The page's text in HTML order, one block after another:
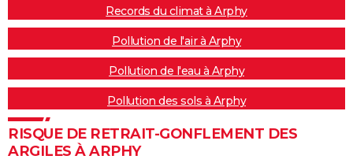
Records du climat à Arphy
Pollution de l'air à Arphy
Pollution de l'eau à Arphy
Pollution des sols à Arphy
RISQUE DE RETRAIT-GONFLEMENT DES
ARGILES À ARPHY